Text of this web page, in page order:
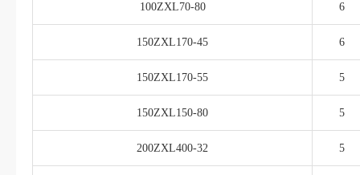
100ZXL70-80 6
150ZXL170-45 6
150ZXL170-55 5
150ZXL150-80 5
200ZXL400-32 5